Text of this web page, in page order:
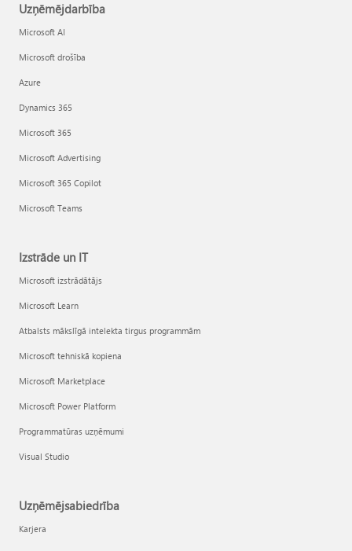
Uzņēmējdarbība
Microsoft AI
Microsoft drošība
Azure
Dynamics 365
Microsoft 365
Microsoft Advertising
Microsoft 365 Copilot
Microsoft Teams
Izstrāde un IT
Microsoft izstrādātājs
Microsoft Learn
Atbalsts mākslīgā intelekta tirgus programmām
Microsoft tehniskā kopiena
Microsoft Marketplace
Microsoft Power Platform
Programmatūras uzņēmumi
Visual Studio
Uzņēmējsabiedrība
Karjera